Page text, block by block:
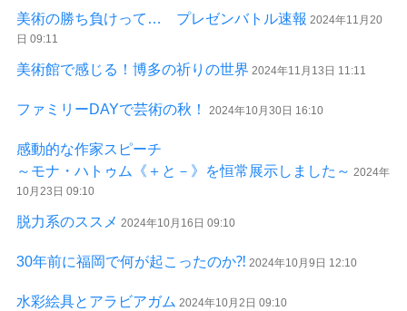
美術の勝ち負けって… プレゼンバトル速報 2024年11月20
日 09:11
美術館で感じる！博多の祈りの世界 2024年11月13日 11:11
ファミリーDAYで芸術の秋！ 2024年10月30日 16:10
感動的な作家スピーチ
～モナ・ハトゥム《＋と－》を恒常展示しました～ 2024年
10月23日 09:10
脱力系のススメ 2024年10月16日 09:10
30年前に福岡で何が起こったのか⁈ 2024年10月9日 12:10
水彩絵具とアラビアガム 2024年10月2日 09:10